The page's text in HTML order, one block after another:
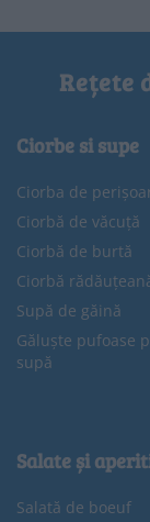
Rețete
Ciorbe si supe
Ciorba de
Ciorbă de văcuță
Ciorbă de burtă
Ciorbă
Supă de găină
Găluște pufoase
supă
Salate și
Salată de boeuf